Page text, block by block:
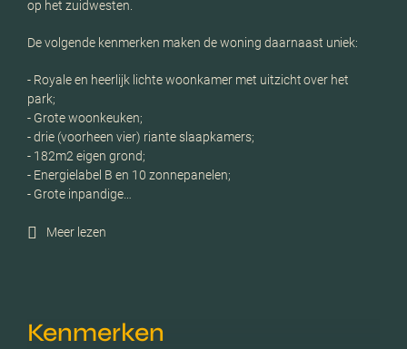
op het zuidwesten.
De volgende kenmerken maken de woning daarnaast uniek:
- Royale en heerlijk lichte woonkamer met uitzicht over het
park;
- Grote woonkeuken;
- drie (voorheen vier) riante slaapkamers;
- 182m2 eigen grond;
- Energielabel B en 10 zonnepanelen;
- Grote inpandige…
Meer lezen
Kenmerken